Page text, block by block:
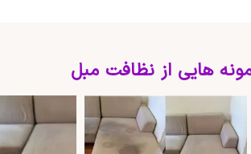
هایی از نظافت مبل